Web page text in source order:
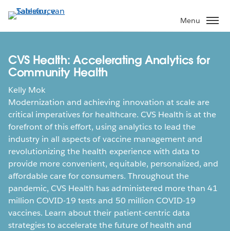
Verder
naar
hoofdinhoud
Menu
CVS Health: Accelerating Analytics for
Community Health
Kelly Mok
Modernization and achieving innovation at scale are
critical imperatives for healthcare. CVS Health is at the
forefront of this effort, using analytics to lead the
industry in all aspects of vaccine management and
revolutionizing the health experience with data to
provide more convenient, equitable, personalized, and
affordable care for consumers. Throughout the
pandemic, CVS Health has administered more than 41
million COVID-19 tests and 50 million COVID-19
vaccines. Learn about their patient-centric data
strategies to accelerate the future of health and